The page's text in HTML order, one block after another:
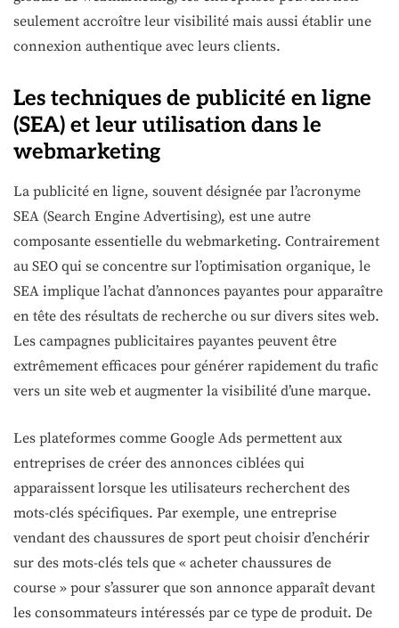
seulement accroître leur visibilité mais aussi établir une
connexion authentique avec leurs clients.
Les techniques de publicité en ligne
(SEA) et leur utilisation dans le
webmarketing
La publicité en ligne, souvent désignée par l’acronyme
SEA (Search Engine Advertising), est une autre
composante essentielle du webmarketing. Contrairement
au SEO qui se concentre sur l’optimisation organique, le
SEA implique l’achat d’annonces payantes pour apparaître
en tête des résultats de recherche ou sur divers sites web.
Les campagnes publicitaires payantes peuvent être
extrêmement efficaces pour générer rapidement du trafic
vers un site web et augmenter la visibilité d’une marque.
Les plateformes comme Google Ads permettent aux
entreprises de créer des annonces ciblées qui
apparaissent lorsque les utilisateurs recherchent des
mots-clés spécifiques. Par exemple, une entreprise
vendant des chaussures de sport peut choisir d’enchérir
sur des mots-clés tels que « acheter chaussures de
course » pour s’assurer que son annonce apparaît devant
les consommateurs intéressés par ce type de produit. De